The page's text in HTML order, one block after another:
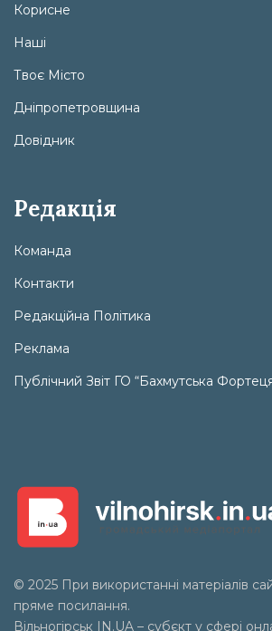
Корисне
Наші
Твоє Місто
Дніпропетровщина
Довідник
Редакція
Команда
Контакти
Редакційна Політика
Реклама
Публічний Звіт ГО “Бахмутська
© 2025 При використанні матеріалів
пряме посилання.
Вільногірськ
IN.UA – субєкт у сфері